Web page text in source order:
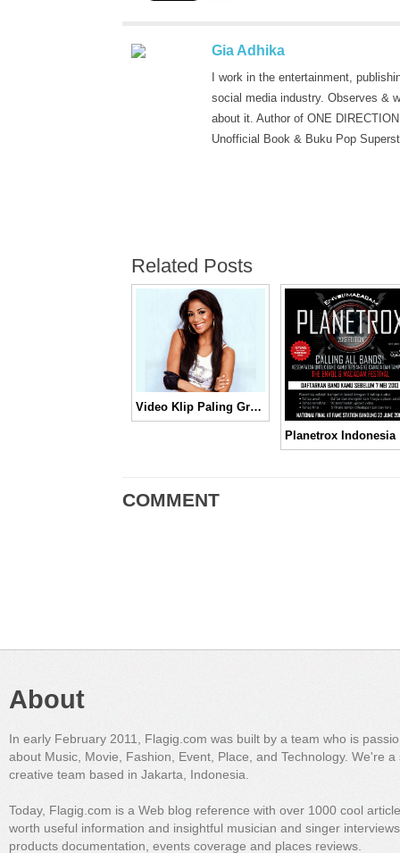
Gia Adhika
I work in the entertainment,
social media industry. Observes &
about it. Author of ONE
Unofficial Book & Buku Pop
Related Posts
Video Klip Paling Gress dari Nicole ‘Pussycat Dolls’ Scherzinger, Wet
COMMENT
About
In early February 2011, Flagig.com was built by a team who is
about Music, Movie, Fashion, Event, Place, and Technology. We're a
creative team based in Jakarta, Indonesia.
Today, Flagig.com is a Web blog reference with over 1000 cool
worth useful information and insightful musician and singer
products documentation, events coverage and places reviews.